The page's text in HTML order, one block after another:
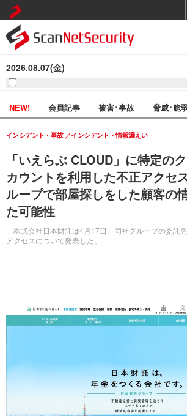
2026.08.07(金)
NEW! 会員記事 被害･事故 脅威･脆
「いえらぶ CLOUD」に特定の
カウントを利用した不正アクセ
ループで部屋探しをした顧客の
た可能性
株式会社日本財託は4月17日、同社グループの委託
アクセスについて発表した。
インシデント・事故 インシデント・情報漏えい